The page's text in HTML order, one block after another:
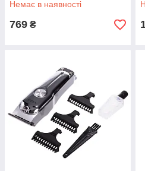
Немає в наявності
769 ₴